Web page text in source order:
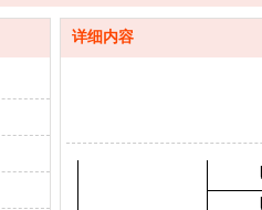
详细内容